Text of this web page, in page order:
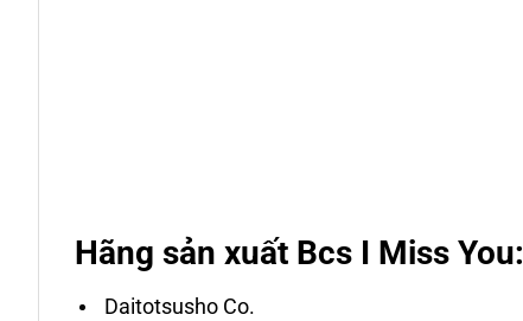
Hãng sản xuất Bcs I Miss You:
Daitotsusho Co.